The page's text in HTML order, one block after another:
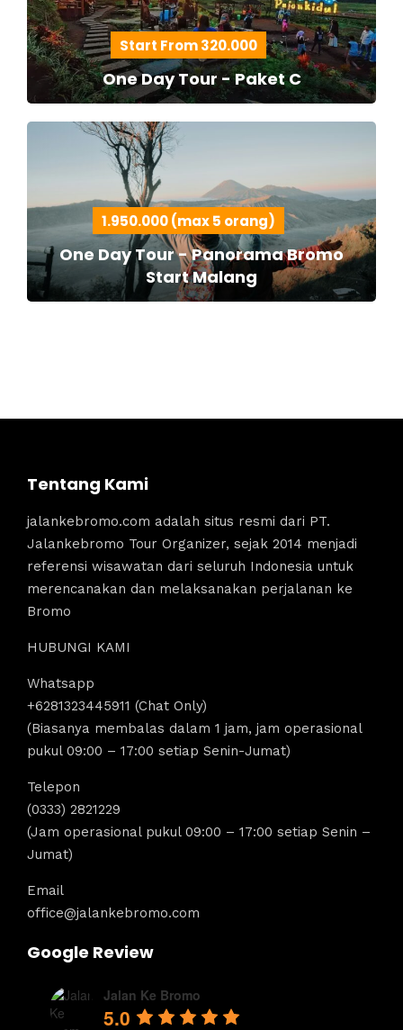
Start From 320.000
One Day Tour - Paket C
1.950.000 (max 5 orang)
One Day Tour - Panorama Bromo
Start Malang
Tentang Kami
jalankebromo.com adalah situs resmi dari PT.
Jalankebromo Tour Organizer, sejak 2014 menjadi
referensi wisawatan dari seluruh Indonesia untuk
merencanakan dan melaksanakan perjalanan ke
Bromo
HUBUNGI KAMI
Whatsapp
+6281323445911 (Chat Only)
(Biasanya membalas dalam 1 jam, jam operasional
pukul 09:00 – 17:00 setiap Senin-Jumat)
Telepon
(0333) 2821229
(Jam operasional pukul 09:00 – 17:00 setiap Senin –
Jumat)
Email
office@jalankebromo.com
Google Review
Jalan Ke Bromo
5.0